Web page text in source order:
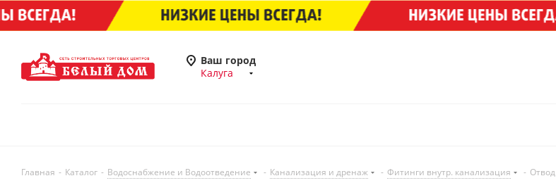
Ваш город
Калуга
Главная - Каталог - Водоснабжение и Водоотведение - Канализация и дренаж - Фитинги внутр. канализация -